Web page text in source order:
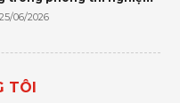
25/06/2026
TÔI